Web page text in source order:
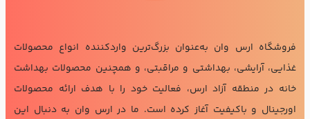
فروشگاه ارس وان به‌عنوان بزرگ‌ترین واردکننده انواع محصولات
غذایی، آرایشی، بهداشتی و مراقبتی، و همچنین محصولات بهداشت
خانه در منطقه آزاد ارس، فعالیت خود را با هدف ارائه محصولات
اورجینال و باکیفیت آغاز کرده است. ما در ارس وان به دنبال این